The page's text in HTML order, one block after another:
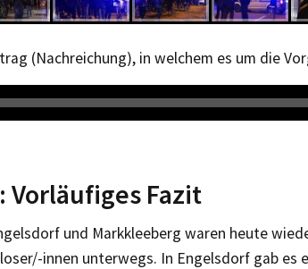
(Nachreichung), in welchem es um die
Vorläufiges Fazit
und Markkleeberg waren heute
innen unterwegs. In Engelsdorf gab es